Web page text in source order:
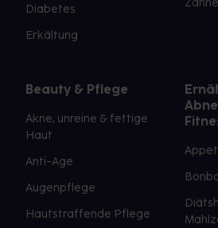
Diabetes
Erkältung
Beauty & Pflege
Akne, unreine & fettige
Haut
Anti-Age
Augenpflege
Hautstraffende Pflege